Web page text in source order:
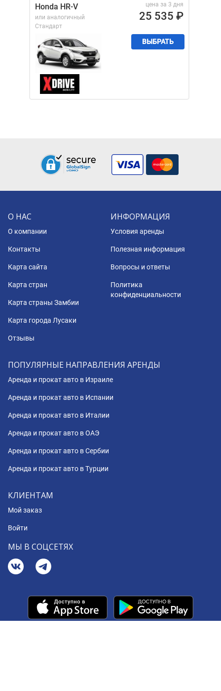
Honda HR-V
или аналогичный
Стандарт
цена за 3 дня
25 535 ₽
ВЫБРАТЬ
О НАС
О компании
Контакты
Карта сайта
Карта стран
Карта страны Замбии
Карта города Лусаки
Отзывы
ИНФОРМАЦИЯ
Условия аренды
Полезная информация
Вопросы и ответы
Политика
конфиденциальности
ПОПУЛЯРНЫЕ НАПРАВЛЕНИЯ АРЕНДЫ
Аренда и прокат авто в Израиле
Аренда и прокат авто в Испании
Аренда и прокат авто в Италии
Аренда и прокат авто в ОАЭ
Аренда и прокат авто в Сербии
Аренда и прокат авто в Турции
КЛИЕНТАМ
Мой заказ
Войти
МЫ В СОЦСЕТЯХ